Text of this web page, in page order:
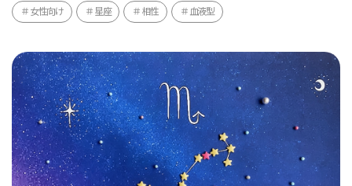
女性向け 星座 相性 血液型